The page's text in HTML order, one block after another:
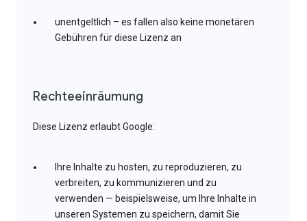
unentgeltlich – es fallen also keine monetären
Gebühren für diese Lizenz an
Rechteeinräumung
Diese Lizenz erlaubt Google:
Ihre Inhalte zu hosten, zu reproduzieren, zu
verbreiten, zu kommunizieren und zu
verwenden — beispielsweise, um Ihre Inhalte in
unseren Systemen zu speichern, damit Sie